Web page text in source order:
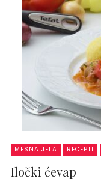
MESNA JELA RECEPTI
Iločki ćevap